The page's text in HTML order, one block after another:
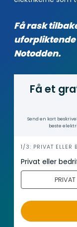
Få rask
uforpliktende
Notodden.
Få et
Send en kort
beste
i
n
n
o
d
1/3: PRIVAT ELLER
Privat eller
PRIVAT